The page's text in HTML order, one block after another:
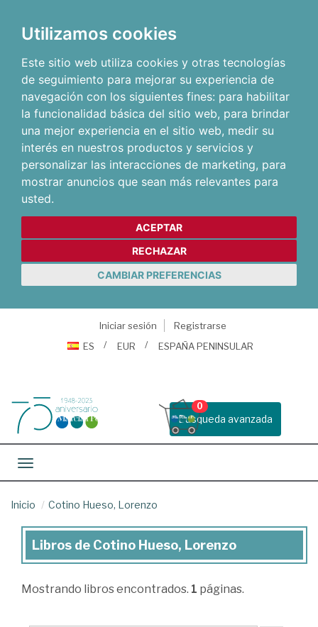
Utilizamos cookies
Este sitio web utiliza cookies y otras tecnologías
de seguimiento para mejorar su experiencia de
navegación con los siguientes fines: para habilitar
la funcionalidad básica del sitio web, para brindar
una mejor experiencia en el sitio web, medir su
interés en nuestros productos y servicios y
personalizar las interacciones de marketing, para
mostrar anuncios que sean más relevantes para
usted.
ACEPTAR
RECHAZAR
CAMBIAR PREFERENCIAS
Iniciar sesión
Registrarse
ES
EUR ESPAÑA PENINSULAR
Busqueda avanzada
0
Toggle navigation
Inicio Cotino Hueso, Lorenzo
Libros
Cotino
Libros de Cotino Hueso, Lorenzo
Mostrando libros encontrados. 1 páginas.